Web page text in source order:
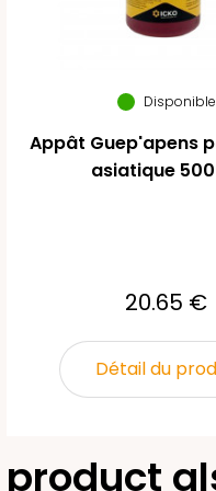
Disponible
Appât Guep'apens
asiatique
20.65 €
Détail du